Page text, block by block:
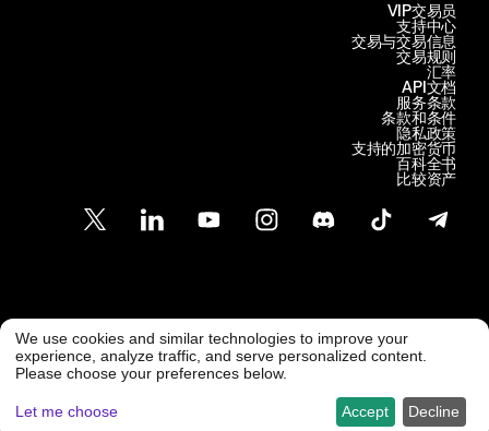
支持中心
交易与交易信息
VIP交易员
交易规则
汇率
API文档
服务条款
条款和条件
隐私政策
支持的加密货币
百科全书
比较资产
客户支持
support@freedx.com @ Freedx 2026
We use cookies and similar technologies to improve your
experience, analyze traffic, and serve personalized content.
Please choose your preferences below.
Let me choose Decline
Accept